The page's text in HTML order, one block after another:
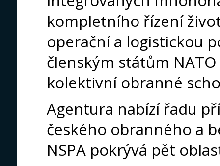
kompletního řízení
operační a logistickou
členským státům
kolektivní obranné
Agentura nabízí řadu
českého obranného a
NSPA pokrývá pět